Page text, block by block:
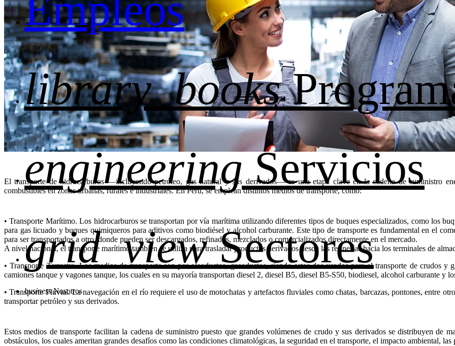
library_books
engineering Servicios
grid_view Sectores
business Nosotros
El transporte de hidrocarburos —incluyendo petróleo, gas natural y sus derivados— es una etapa clave en la cadena de suministro
combustibles en zonas urbanas, rurales e industriales. En Perú, se emplean distintos medios de transporte, como:
• Transporte Marítimo. Los hidrocarburos se transportan por vía marítima utilizando diferentes tipos de buques especializados, como los
para gas licuado y buques quimiqueros para aditivos como biodiésel y alcohol carburante. Este tipo de transporte es fundamental en el
para ser transportados a otro, donde pueden ser descargados, refinados, mezclados o comercializados directamente en el mercado.
A nivel nacional, el transporte marítimo también se utiliza para trasladar productos derivados desde las refinerías hacia los terminales de
• Transporte Terrestre. Los medios de transporte son por oleoductos, gasoductos, siendo estos dos usados para el transporte de crudos
camiones tanque y vagones tanque, los cuales en su mayoría transportan diesel 2, diesel B5, diesel B5-S50, biodiesel, alcohol carburante y
• Transporte Fluvial. La navegación en el río requiere el uso de motochatas y artefactos fluviales como chatas, barcazas, pontones, entre
transportar petróleo y sus derivados.
Estos medios de transporte facilitan la cadena de suministro puesto que grandes volúmenes de crudo y sus derivados se distribuyen de
obstáculos, los cuales ameritan grandes desafíos como las condiciones climatológicas, la seguridad en el transporte, el impacto ambiental,